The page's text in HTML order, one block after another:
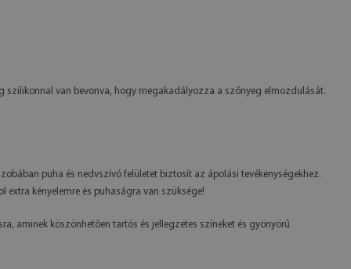
szilikonnal van bevonva, hogy megakadályozza a szőnyeg elmozdulását.
puha és nedvszívó felületet biztosít az ápolási tevékenységekhez.
kényelemre és puhaságra van szüksége!
aminek köszönhetően tartós és jellegzetes színeket és gyönyörű